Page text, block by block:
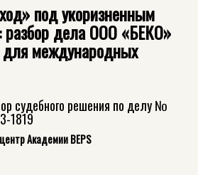
под укоризненным
дела ООО «БЕКО»
для международных
судебного решения по делу №
1819
Академии BEPS